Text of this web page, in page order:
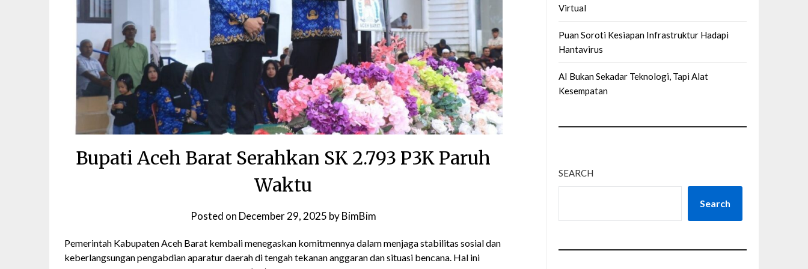
Bupati Aceh Barat Serahkan SK 2.793 P3K Paruh
Waktu
Posted on December 29, 2025 byBimBim
Pemerintah Kabupaten Aceh Barat kembali menegaskan komitmennya dalam menjaga stabilitas sosial dan
keberlangsungan pengabdian aparatur daerah di tengah tekanan anggaran dan situasi bencana. Hal ini
Virtual
Puan Soroti Kesiapan Infrastruktur Hadapi
Hantavirus
AI Bukan Sekadar Teknologi, Tapi Alat
Kesempatan
SEARCH
Search